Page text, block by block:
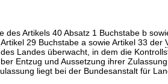
des Artikels 40 Absatz 1 Buchstabe b
29 Buchstabe a sowie Artikel 33 der
Landes überwacht, in dem die
Entzug und Aussetzung ihrer
liegt bei der Bundesanstalt für